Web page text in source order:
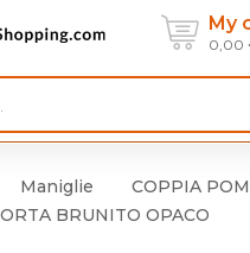
My
0,00
Maniglie
COPPIA
BRUNITO OPACO